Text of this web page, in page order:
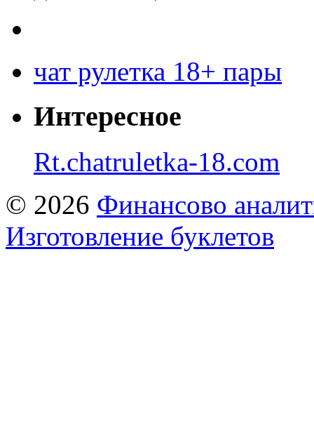
чат рулетка 18+ пары
Интересное
Rt.chatruletka-18.com
© 2026 Финансово
Изготовление буклетов